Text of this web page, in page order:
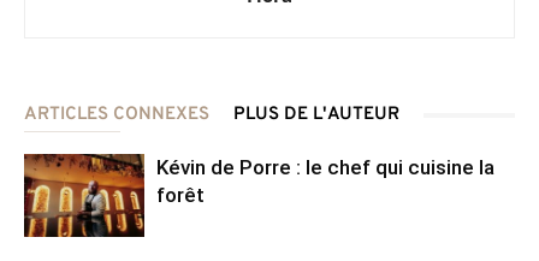
ARTICLES CONNEXES PLUS DE L'AUTEUR
Kévin de Porre : le chef qui cuisine la
forêt